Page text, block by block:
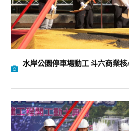
水岸公園停車場動工 斗六商業